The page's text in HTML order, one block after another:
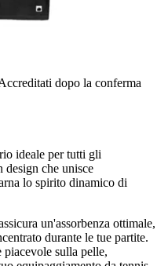
dopo la conferma
ideale per tutti gli
design che unisce
lo spirito dinamico di
un'assorbenza ottimale,
durante le tue partite.
sulla pelle,